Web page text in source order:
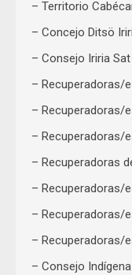
– Territorio
– Concejo Ditsö
– Consejo Iriria
– Recuperadoras/
– Recuperadoras/
– Recuperadoras/
– Recuperadoras
– Recuperadoras/
– Recuperadoras/
– Recuperadoras/
– Consejo